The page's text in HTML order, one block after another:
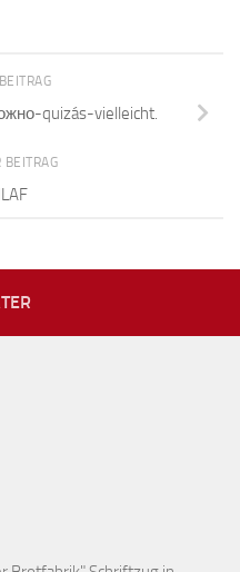
quizás-vielleicht.
BEITRAG